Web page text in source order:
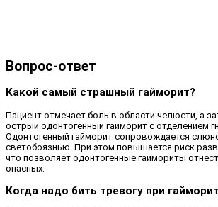
Вопрос-ответ
Какой самый страшный гайморит?
Пациент отмечает боль в области челюсти, а
острый одонтогенный гайморит с отделением
Одонтогенный гайморит сопровождается
светобоязнью. При этом повышается риск
что позволяет одонтогенные гаймориты
опасных.
Когда надо бить тревогу при